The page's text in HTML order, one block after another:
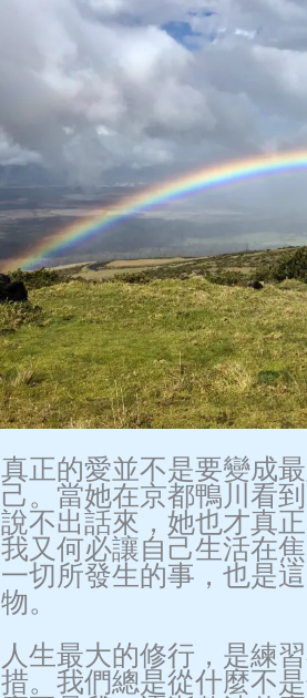
真正的愛並不是要變成
己。當她在京都鴨川看
說不出話來，她也才真
我又何必讓自己生活在
一切所發生的事，也是
物。
人生最大的修行，是練
措。我們總是從什麼不